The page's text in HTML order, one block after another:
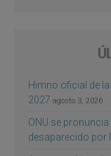
Himno oficial de
2027 agosto 3, 2026
ONU se
desaparecido por